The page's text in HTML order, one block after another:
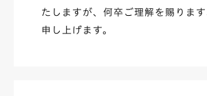
たしますが、何卒ご理解を賜りま
申し上げます。